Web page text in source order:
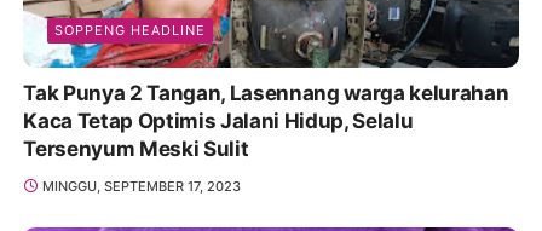
SOPPENG HEADLINE
Tak Punya 2 Tangan, Lasennang warga kelurahan
Kaca Tetap Optimis Jalani Hidup, Selalu
Tersenyum Meski Sulit
MINGGU, SEPTEMBER 17, 2023